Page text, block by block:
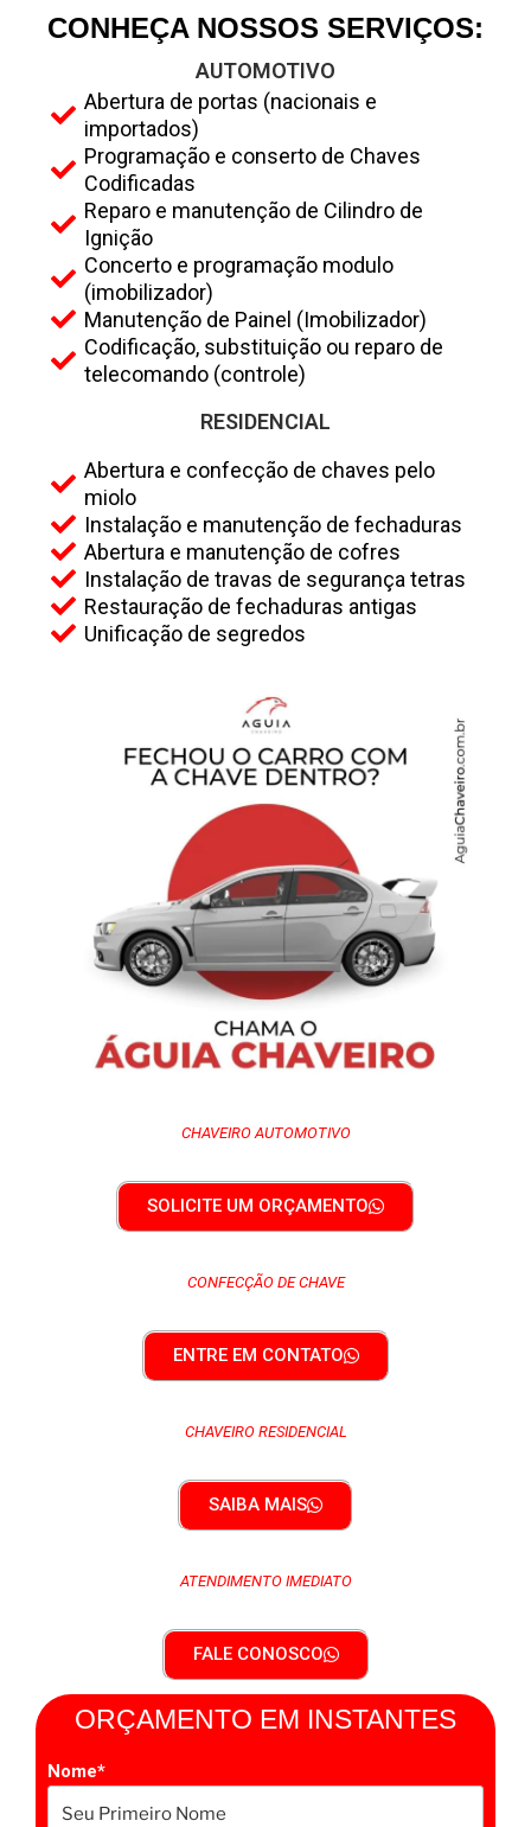
CONHEÇA NOSSOS SERVIÇOS:
AUTOMOTIVO
Abertura de portas (nacionais e
importados)
Programação e conserto de Chaves
Codificadas
Reparo e manutenção de Cilindro de
Ignição
Concerto e programação modulo
(imobilizador)
Manutenção de Painel (Imobilizador)
Codificação, substituição ou reparo de
telecomando (controle)
RESIDENCIAL
Abertura e confecção de chaves pelo
miolo
Instalação e manutenção de fechaduras
Abertura e manutenção de cofres
Instalação de travas de segurança tetras
Restauração de fechaduras antigas
Unificação de segredos
CHAVEIRO AUTOMOTIVO
SOLICITE UM ORÇAMENTO
CONFECÇÃO DE CHAVE
ENTRE EM CONTATO
CHAVEIRO RESIDENCIAL
SAIBA MAIS
ATENDIMENTO IMEDIATO
FALE CONOSCO
ORÇAMENTO EM INSTANTES
Nome*